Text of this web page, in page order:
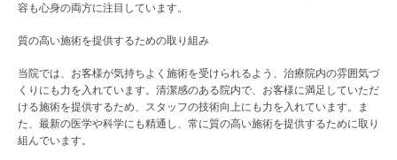
容も心身の両方に注目しています。
質の高い施術を提供するための取り組み
当院では、お客様が気持ちよく施術を受けられるよう、治療院内の雰囲気づ
くりにも力を入れています。清潔感のある院内で、お客様に満足していただ
ける施術を提供するため、スタッフの技術向上にも力を入れています。ま
た、最新の医学や科学にも精通し、常に質の高い施術を提供するために取り
組んでいます。